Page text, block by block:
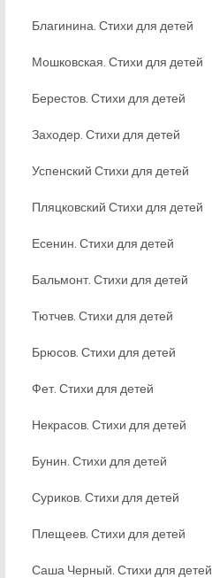
Благинина. Стихи для детей
Мошковская. Стихи для детей
Берестов. Стихи для детей
Заходер. Стихи для детей
Успенский Стихи для детей
Пляцковский Стихи для детей
Есенин. Стихи для детей
Бальмонт. Стихи для детей
Тютчев. Стихи для детей
Брюсов. Стихи для детей
Фет. Стихи для детей
Некрасов. Стихи для детей
Бунин. Стихи для детей
Суриков. Стихи для детей
Плещеев. Стихи для детей
Саша Черный. Стихи для детей